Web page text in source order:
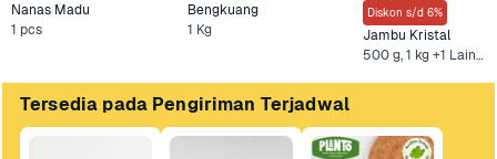
Nanas Madu
1 pcs
Bengkuang
1 Kg
Diskon s/d 6%
Jambu Kristal
500 g, 1 kg +1 Lainnya
Tersedia pada Pengiriman Terjadwal